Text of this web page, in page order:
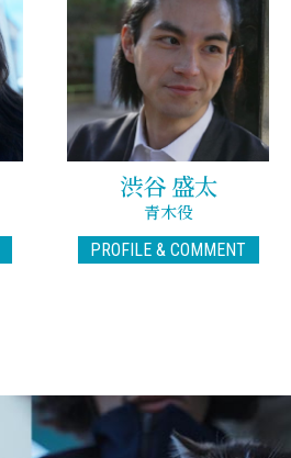
渋谷 盛太
青木役
PROFILE & COMMENT